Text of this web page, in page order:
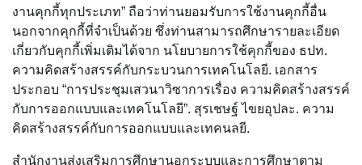
งานคุกกี้ทุกประเภท” ถือว่าท่านยอมรับการใช้งานคุกกี้อื่น
นอกจากคุกกี้ที่จำเป็นด้วย ซึ่งท่านสามารถศึกษารายละเอียด
เกี่ยวกับคุกกี้เพิ่มเติมได้จาก นโยบายการใช้คุกกี้ของ ธปท.
ความคิดสร้างสรรค์กับกระบวนการเทคโนโลยี. เอกสาร
ประกอบ “การประชุมเสวนาวิซาการเรื่อง ความคิดสร้างสรรค์
กับการออกแบบและเทคโนโลยี”. สุรเชษฐ์ ไขยอุปละ. ความ
คิดสร้างสรรค์กับการออกแบบและเทคนลยี.
สำนักงานส่งเสริมการศึกษานอกระบบและการศึกษาตาม